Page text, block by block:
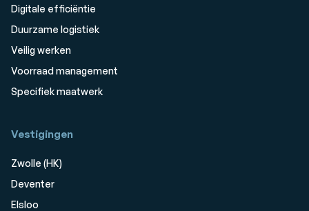
Digitale efficiëntie
Duurzame logistiek
Veilig werken
Voorraad management
Specifiek maatwerk
Vestigingen
Zwolle (HK)
Deventer
Elsloo